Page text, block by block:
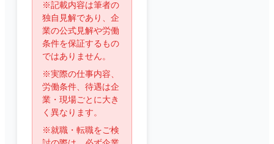
※記載内容は筆者の
独自見解であり、企
業の公式見解や労働
条件を保証するもの
ではありません。
※実際の仕事内容、
労働条件、待遇は企
業・現場ごとに大き
く異なります。
※就職・転職をご検